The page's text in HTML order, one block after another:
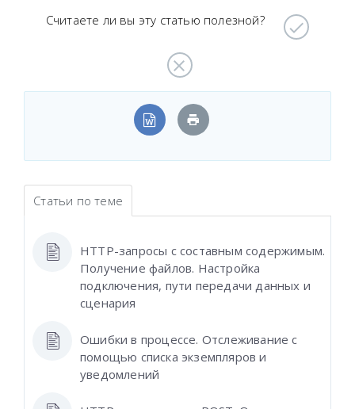
Считаете ли вы эту статью полезной?
Статьи по теме
HTTP-запросы с составным содержимым.
Получение файлов. Настройка
подключения, пути передачи данных и
сценария
Ошибки в процессе. Отслеживание с
помощью списка экземпляров и
уведомлений